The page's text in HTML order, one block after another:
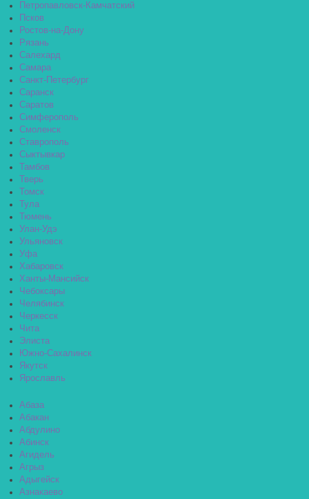
Петропавловск-Камчатский
Псков
Ростов-на-Дону
Рязань
Салехард
Самара
Санкт-Петербург
Саранск
Саратов
Симферополь
Смоленск
Ставрополь
Сыктывкар
Тамбов
Тверь
Томск
Тула
Тюмень
Улан-Удэ
Ульяновск
Уфа
Хабаровск
Ханты-Мансийск
Чебоксары
Челябинск
Черкесск
Чита
Элиста
Южно-Сахалинск
Якутск
Ярославль
Абаза
Абакан
Абдулино
Абинск
Агидель
Агрыз
Адыгейск
Азнакаево